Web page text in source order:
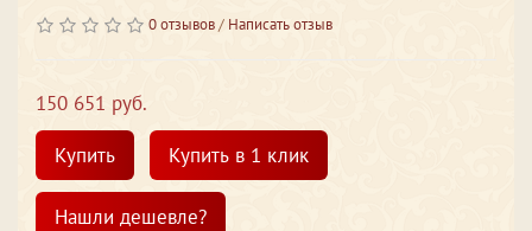
0 отзывов/ Написать отзыв
150 651 руб.
Купить
Купить в 1 клик
Нашли дешевле?